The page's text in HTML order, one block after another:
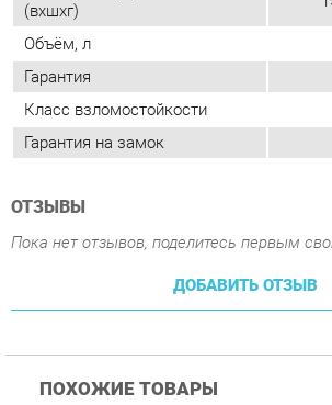
ОТЗЫВЫ
Пока нет отзывов, поделитесь первым
ДОБАВИТЬ ОТЗЫВ